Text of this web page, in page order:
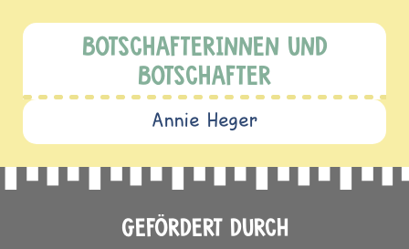
BOTSCHAFTERINNEN UND
BOTSCHAFTER
Annie Heger
GEFÖRDERT DURCH